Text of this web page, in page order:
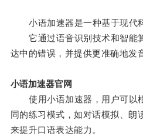
小语加速器是一种基于现代科
它通过语音识别技术和智能
达中的错误，并提供更准确地发
小语加速器官网
使用小语加速器，用户可以
同的练习模式，如对话模拟、朗
来提升口语表达能力。